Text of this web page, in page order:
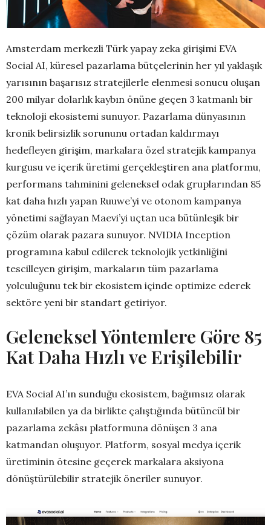
Amsterdam merkezli Türk yapay zeka girişimi EVA
Social AI, küresel pazarlama bütçelerinin her yıl yaklaşık
yarısının başarısız stratejilerle elenmesi sonucu oluşan
200 milyar dolarlık kaybın önüne geçen 3 katmanlı bir
teknoloji ekosistemi sunuyor. Pazarlama dünyasının
kronik belirsizlik sorununu ortadan kaldırmayı
hedefleyen girişim, markalara özel stratejik kampanya
kurgusu ve içerik üretimi gerçekleştiren ana platformu,
performans tahminini geleneksel odak gruplarından 85
kat daha hızlı yapan Ruuwe’yi ve otonom kampanya
yönetimi sağlayan Maevi’yi uçtan uca bütünleşik bir
çözüm olarak pazara sunuyor. NVIDIA Inception
programına kabul edilerek teknolojik yetkinliğini
tescilleyen girişim, markaların tüm pazarlama
yolculuğunu tek bir ekosistem içinde optimize ederek
sektöre yeni bir standart getiriyor.
Geleneksel Yöntemlere Göre 85
Kat Daha Hızlı ve Erişilebilir
EVA Social AI’ın sunduğu ekosistem, bağımsız olarak
kullanılabilen ya da birlikte çalıştığında bütüncül bir
pazarlama zekâsı platformuna dönüşen 3 ana
katmandan oluşuyor. Platform, sosyal medya içerik
üretiminin ötesine geçerek markalara aksiyona
dönüştürülebilir stratejik öneriler sunuyor.